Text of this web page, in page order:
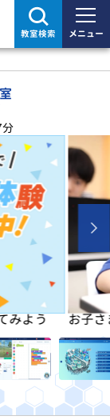
教室検索 メニュー
に！ 初め